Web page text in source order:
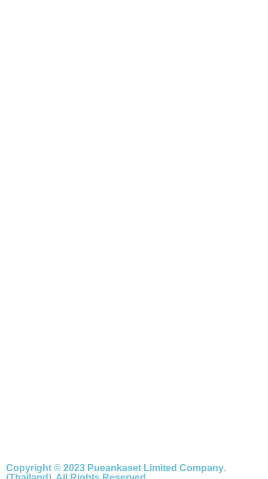
Copyright © 2023 Pueankaset Limited Company.